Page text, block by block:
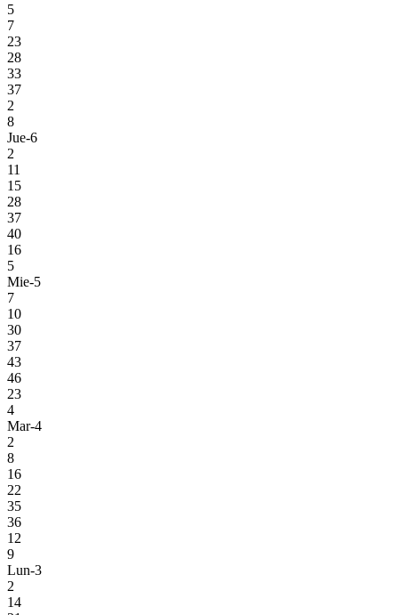
5
7
23
28
33
37
2
8
Jue-6
2
11
15
28
37
40
16
5
Mie-5
7
10
30
37
43
46
23
4
Mar-4
2
8
16
22
35
36
12
9
Lun-3
2
14